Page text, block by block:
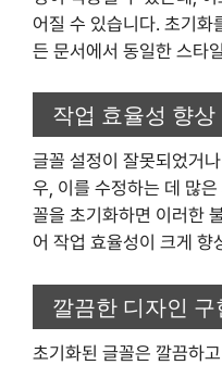
어질 수 있습니다. 초기화
든 문서에서 동일한 스타
작업 효율성 향상
글꼴 설정이 잘못되었거
우, 이를 수정하는 데 많
꼴을 초기화하면 이러한
어 작업 효율성이 크게 향
깔끔한 디자인 구
초기화된 글꼴은 깔끔하